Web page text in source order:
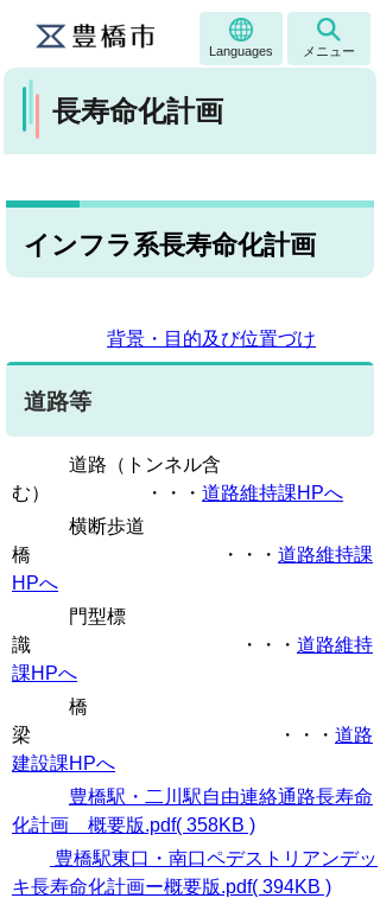
Languages メニュー
長寿命化計画
インフラ系長寿命化計画
背景・目的及び位置づけ
道路等
道路（トンネル含
む） ・・・ 道路維持課HPへ
横断歩道
橋 ・・・ 道路維持課
HPへ
門型標
識 ・・・ 道路維持
課HPへ
橋
梁 ・・・ 道路
建設課HPへ
豊橋駅・二川駅自由連絡通路長寿命
化計画 概要版.pdf( 358KB )
豊橋駅東口・南口ペデストリアンデッ
キ長寿命化計画ー概要版.pdf( 394KB )